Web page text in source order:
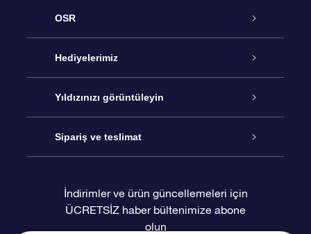
OSR
Hizmet
İletişim
Blogu
Değerlendirmeler
Hediyelerimiz
Çevrimiçi Yıldız Hediyesi
OSR Hediye Paketi
OSR Hediye Kartı
Yıldızınızı görüntüleyin
Star Register
Kişiselleştirilmiş Yıldız Sayfası
Sipariş ve teslimat
Ödeme bilgileri
İndirimler ve ürün güncellemeleri için
ÜCRETSİZ haber bültenimize abone
olun